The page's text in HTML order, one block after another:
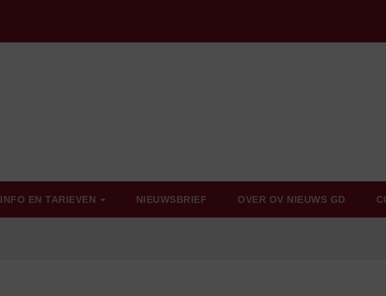
INFO EN TARIEVEN NIEUWSBRIEF OVER OV NIEUWS GD